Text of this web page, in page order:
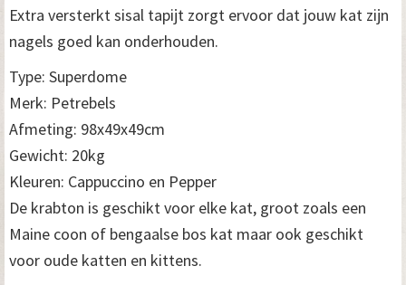
Extra versterkt sisal tapijt zorgt ervoor dat jouw kat zijn
nagels goed kan onderhouden.
Type: Superdome
Merk: Petrebels
Afmeting: 98x49x49cm
Gewicht: 20kg
Kleuren: Cappuccino en Pepper
De krabton is geschikt voor elke kat, groot zoals een
Maine coon of bengaalse bos kat maar ook geschikt
voor oude katten en kittens.